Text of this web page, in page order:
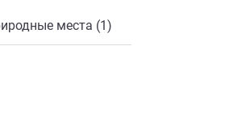
места (1)